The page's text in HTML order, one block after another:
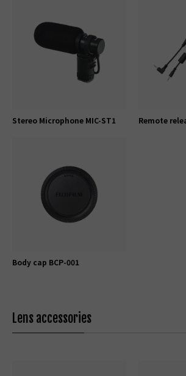
Stereo Microphone MIC-ST1 Remote
Body cap BCP-001
Lens accessories